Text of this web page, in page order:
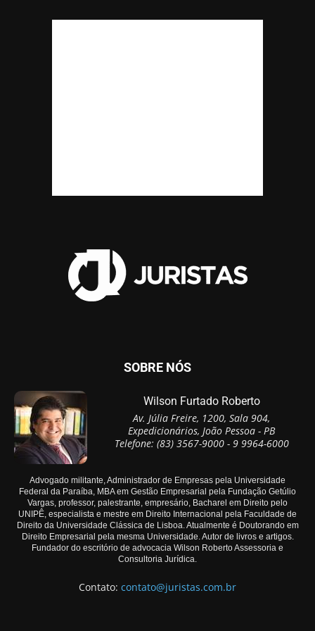
SOBRE NÓS
Wilson Furtado Roberto
Av. Júlia Freire, 1200, Sala 904,
Expedicionários, João Pessoa - PB
Telefone: (83) 3567-9000 - 9 9964-6000
Advogado militante, Administrador de Empresas pela Universidade
Federal da Paraíba, MBA em Gestão Empresarial pela Fundação Getúlio
Vargas, professor, palestrante, empresário, Bacharel em Direito pelo
UNIPÊ, especialista e mestre em Direito Internacional pela Faculdade de
Direito da Universidade Clássica de Lisboa. Atualmente é Doutorando em
Direito Empresarial pela mesma Universidade. Autor de livros e artigos.
Fundador do escritório de advocacia Wilson Roberto Assessoria e
Consultoria Jurídica.
Contato: contato@juristas.com.br